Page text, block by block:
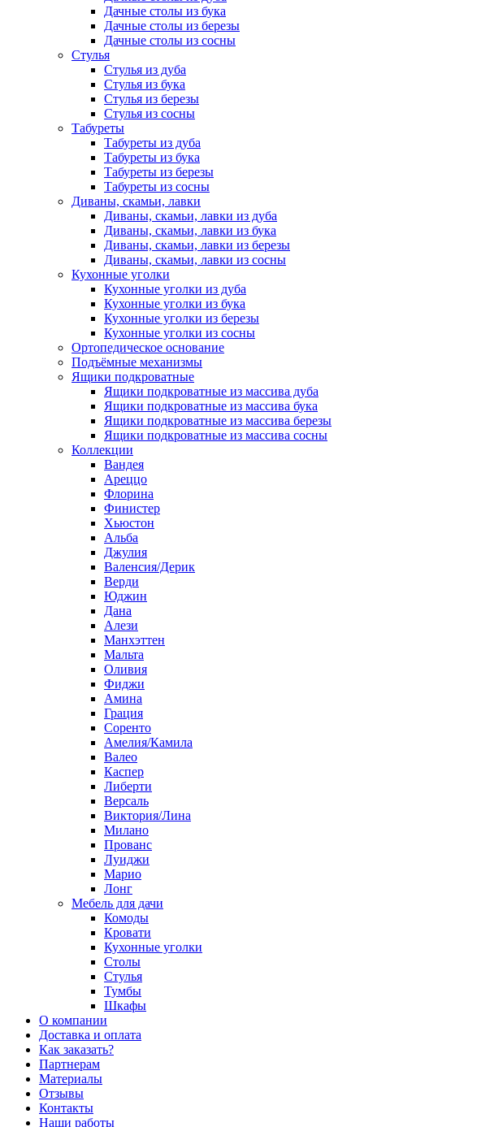
Дачные столы из бука
Дачные столы из березы
Дачные столы из сосны
Стулья
Стулья из дуба
Стулья из бука
Стулья из березы
Стулья из сосны
Табуреты
Табуреты из дуба
Табуреты из бука
Табуреты из березы
Табуреты из сосны
Диваны, скамьи, лавки
Диваны, скамьи, лавки из дуба
Диваны, скамьи, лавки из бука
Диваны, скамьи, лавки из березы
Диваны, скамьи, лавки из сосны
Кухонные уголки
Кухонные уголки из дуба
Кухонные уголки из бука
Кухонные уголки из березы
Кухонные уголки из сосны
Ортопедическое основание
Подъёмные механизмы
Ящики подкроватные
Ящики подкроватные из массива дуба
Ящики подкроватные из массива бука
Ящики подкроватные из массива березы
Ящики подкроватные из массива сосны
Коллекции
Вандея
Ареццо
Флорина
Финистер
Хьюстон
Альба
Джулия
Валенсия/Дерик
Верди
Юджин
Дана
Алези
Манхэттен
Мальта
Оливия
Фиджи
Амина
Грация
Соренто
Амелия/Камила
Валео
Каспер
Либерти
Версаль
Виктория/Лина
Милано
Прованс
Луиджи
Марио
Лонг
Мебель для дачи
Комоды
Кровати
Кухонные уголки
Столы
Стулья
Тумбы
Шкафы
О компании
Доставка и оплата
Как заказать?
Партнерам
Материалы
Отзывы
Контакты
Наши работы